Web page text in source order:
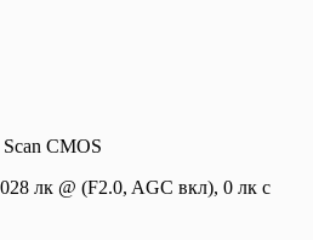
Scan CMOS
лк @ (F2.0, AGC вкл), 0 лк с